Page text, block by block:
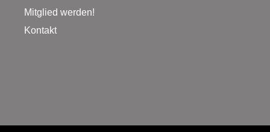
Mitglied werden!
Kontakt